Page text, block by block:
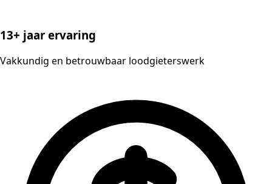
13+ jaar ervaring
Vakkundig en betrouwbaar loodgieterswerk